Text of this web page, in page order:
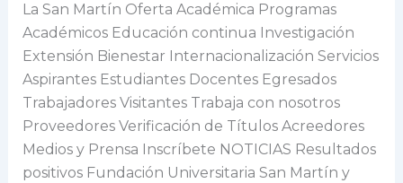
La San Martín Oferta Académica Programas
Académicos Educación continua Investigación
Extensión Bienestar Internacionalización Servicios
Aspirantes Estudiantes Docentes Egresados
Trabajadores Visitantes Trabaja con nosotros
Proveedores Verificación de Títulos Acreedores
Medios y Prensa Inscríbete NOTICIAS Resultados
positivos Fundación Universitaria San Martín y
los
Andes
firman
convenio
de
cooperación
interinstitucional